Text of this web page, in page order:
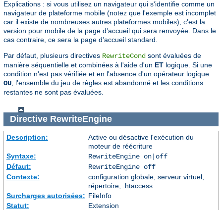
Explications : si vous utilisez un navigateur qui s'identifie comme un
navigateur de plateforme mobile (notez que l'exemple est incomplet
car il existe de nombreuses autres plateformes mobiles), c'est la
version pour mobile de la page d'accueil qui sera renvoyée. Dans le
cas contraire, ce sera la page d'accueil standard.
Par défaut, plusieurs directives RewriteCond sont évaluées de
manière séquentielle et combinées à l'aide d'un ET logique. Si une
condition n'est pas vérifiée et en l'absence d'un opérateur logique
OU , l'ensemble du jeu de règles est abandonné et les conditions
restantes ne sont pas évaluées.
Directive RewriteEngine
Description:
Active ou désactive l'exécution du
moteur de réécriture
Syntaxe:
RewriteEngine on|off
Défaut:
RewriteEngine off
Contexte:
configuration globale, serveur virtuel,
répertoire, .htaccess
Surcharges autorisées: FileInfo
Statut:
Extension